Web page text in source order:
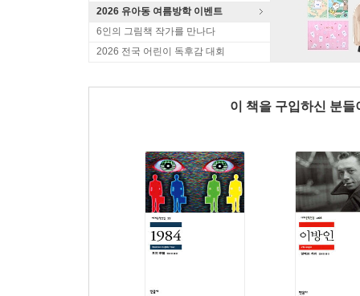
2026 유아동 여름방학 이벤트
6인의 그림책 작가를 만나다
2026 전국 어린이 독후감 대회
이 책을 구입하신 분